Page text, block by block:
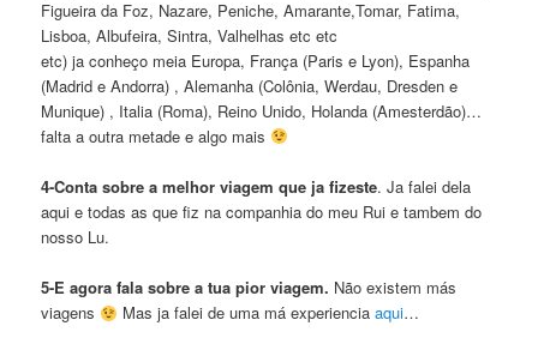
Figueira da Foz, Nazare, Peniche, Amarante,Tomar, Fatima,
Lisboa, Albufeira, Sintra, Valhelhas etc etc
etc) ja conheço meia Europa, França (Paris e Lyon), Espanha
(Madrid e Andorra) , Alemanha (Colônia, Werdau, Dresden e
Munique) , Italia (Roma), Reino Unido, Holanda (Amesterdão)…
falta a outra metade e algo mais
4-Conta sobre a melhor viagem que ja fizeste. Ja falei dela
aqui e todas as que fiz na companhia do meu Rui e tambem do
nosso Lu.
5-E agora fala sobre a tua pior viagem. Não existem más
viagens
Mas ja falei de uma má experiencia aqui…